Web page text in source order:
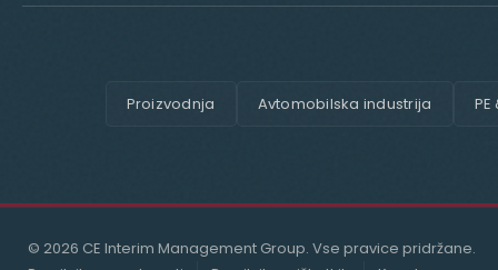
Proizvodnja Avtomobilska industrija PE
© 2026 CE Interim Management Group. Vse pravice pridržane.